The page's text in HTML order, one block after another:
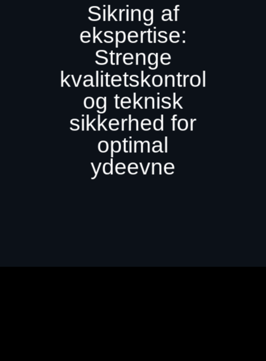
Sikring af
ekspertise:
Strenge
kvalitetskontrol
og teknisk
sikkerhed for
optimal
ydeevne